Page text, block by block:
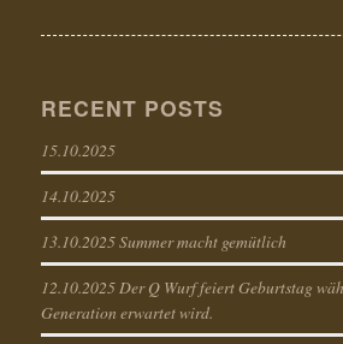
RECENT POSTS
15.10.2025
14.10.2025
13.10.2025 Summer macht gemütlich
12.10.2025 Der Q Wurf feiert Geburtstag
Generation erwartet wird.